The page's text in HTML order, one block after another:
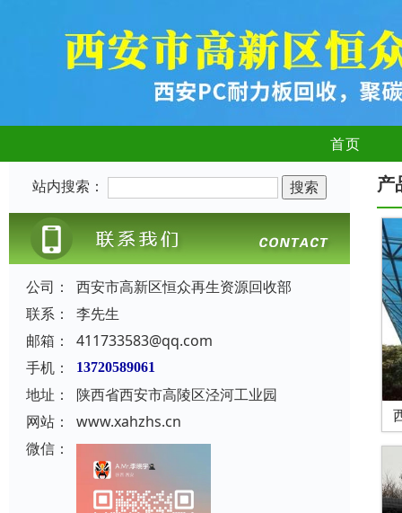
首页
站内搜索：
公司：
西安市高新区恒众再生资源回收部
联系：
李先生
邮箱：
411733583@qq.com
手机：
13720589061
地址：
陕西省西安市高陵区泾河工业园
网站：
www.xahzhs.cn
微信：
产